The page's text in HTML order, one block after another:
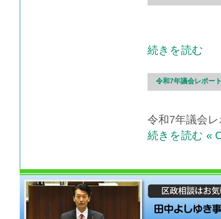
続きを読む
令和7年議会レポー
令和7年議会
続きを読む «